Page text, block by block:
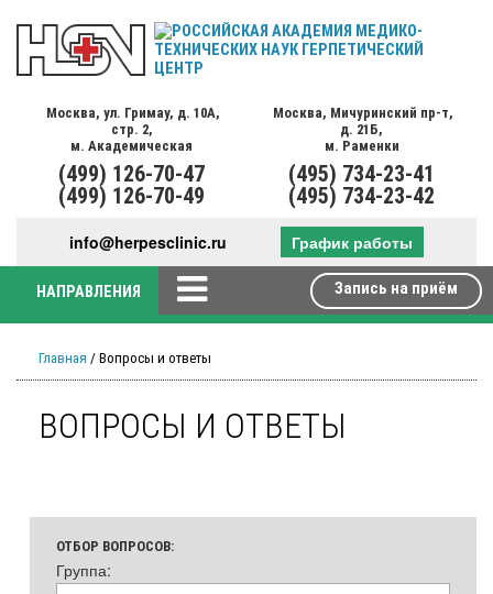
Москва, ул. Гримау, д. 10А,
стр. 2,
м. Академическая
(499) 126-70-47
(499) 126-70-49
Москва, Мичуринский пр-т,
д. 21Б,
м. Раменки
(495) 734-23-41
(495) 734-23-42
info@herpesclinic.ru График работы
НАПРАВЛЕНИЯ Запись на приём
Главная / Вопросы и ответы
ВОПРОСЫ И ОТВЕТЫ
ОТБОР ВОПРОСОВ:
Группа: